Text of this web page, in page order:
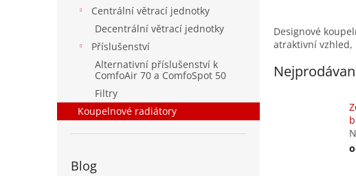
e
l
Centrální větrací jednotky
Decentrální větrací jednotky
Příslušenství
Alternativní příslušenství k
ComfoAir 70 a ComfoSpot 50
Filtry
Koupelnové radiátory
Blog
Designové
atraktivní vzhled,